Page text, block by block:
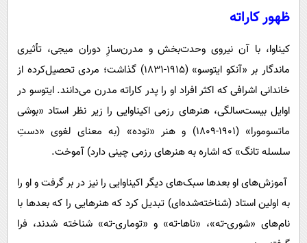
ظهور کاراته
کیناوا، با آن نیروی وحدت‌بخش و مدرن‌سازِ دوران میجی، تأثیری
ماندگار بر «آنکو ایتوسو» (۱۹۱۵-۱۸۳۱) گذاشت؛ مردی تحصیل‌کرده از
خاندانی اشرافی که اکثر افراد او را پدر کاراته مدرن می‌دانند. ایتوسو در
اوایل بیست‌سالگی، هنرهای رزمی اکیناوایی را زیر نظر استاد «بوشی
ماتسومورا» (۱۹۰۱-۱۸۰۹) و هنر «توده» (به معنای لغوی «دستِ
سلسله تانگ» که اشاره به هنرهای رزمی چینی دارد) آموخت.
آموزش‌های او بعدها سبک‌های دیگر اکیناوایی را نیز در بر گرفت و او را
به اولین استاد (شناخته‌شده‌ای) تبدیل کرد که هنرهایی را که بعدها با
نام‌های «شوری-ته»، «ناها-ته» و «توماری-ته» شناخته شدند، فرا